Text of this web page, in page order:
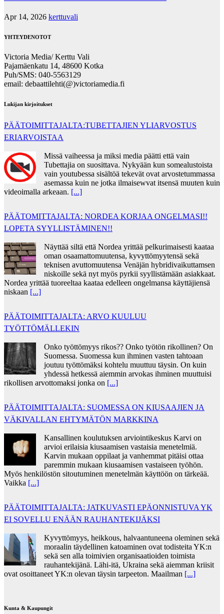
Apr 14, 2026 kerttuvali
YHTEYDENOTOT
Victoria Media/ Kerttu Vali
Pajamäenkatu 14, 48600 Kotka
Puh/SMS: 040-5563129
email: debaattilehti(@)victoriamedia.fi
Lukijan kirjoitukset
PÄÄTOIMITTAJALTA:TUBETTAJIEN YLIARVOSTUS
ERIARVOISTAA
Missä vaiheessa ja miksi media päätti että vain
Tubettajia on suosittava. Nykyään kun somealustoista
vain youtubessa sisältöä tekevät ovat arvostetummassa
asemassa kuin ne jotka ilmaisewvat itsensä muuten kuin
videoimalla arkeaan. [...]
PÄÄTOMITTAJALTA: NORDEA KORJAA ONGELMASI!!
LOPETA SYYLLISTÄMINEN!!
Näyttää siltä että Nordea yrittää pelkurimaisesti kaataa
oman osaamattomuutensa, kyvyttömyytensä sekä
teknisen avuttomuutensa Venäjän hybridivaikuttamsen
niskoille sekä nyt myös pyrkii syyllistämään asiakkaat.
Nordea yrittää tuoreeltaa kaataa edelleen ongelmansa käyttäjiensä
niskaan [...]
PÄÄTOIMITTAJALTA: ARVO KUULUU
TYÖTTÖMÄLLEKIN
Onko työttömyys rikos?? Onko työtön rikollinen? On
Suomessa. Suomessa kun ihminen vasten tahtoaan
joutuu työttömäksi kohtelu muuttuu täysin. On kuin
yhdessä hetkessä aiemmin arvokas ihminen muuttuisi
rikollisen arvottomaksi jonka on [...]
PÄÄTOIMITTAJALTA: SUOMESSA ON KIUSAAJIEN JA
VÄKIVALLAN EHTYMÄTÖN MARKKINA
Kansallinen koulutuksen arviointikeskus Karvi on
arvioi erilaisia kiusaamisen vastaisia menetelmiä.
Karvin mukaan oppilaat ja vanhemmat pitäisi ottaa
paremmin mukaan kiusaamisen vastaiseen työhön.
Myös henkilöstön sitoutuminen menetelmän käyttöön on tärkeää.
Vaikka [...]
PÄÄTOIMITTAJALTA: JATKUVASTI EPÄONNISTUVA YK
EI SOVELLU ENÄÄN RAUHANTEKIJÄKSI
Kyvyttömyys, heikkous, halvaantuneena oleminen sekä
moraalin täydellinen katoaminen ovat todisteita YK:n
sekä sen alla toimivien organisaatioiden toimista
rauhantekijänä. Lähi-itä, Ukraina sekä aiemman kriisit
ovat osoittaneet YK:n olevan täysin tarpeeton. Maailman [...]
Kunta & Kaupungit